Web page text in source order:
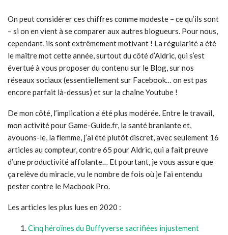
On peut considérer ces chiffres comme modeste – ce qu’ils sont
– si on en vient à se comparer aux autres blogueurs. Pour nous,
cependant, ils sont extrêmement motivant ! La régularité a été
le maître mot cette année, surtout du côté d’Aldric, qui s’est
évertué à vous proposer du contenu sur le Blog, sur nos
réseaux sociaux (essentiellement sur Facebook… on est pas
encore parfait là-dessus) et sur la chaîne Youtube !
De mon côté, l’implication a été plus modérée. Entre le travail,
mon activité pour Game-Guide.fr, la santé branlante et,
avouons-le, la flemme, j’ai été plutôt discret, avec seulement 16
articles au compteur, contre 65 pour Aldric, qui a fait preuve
d’une productivité affolante… Et pourtant, je vous assure que
ça relève du miracle, vu le nombre de fois où je l’ai entendu
pester contre le Macbook Pro.
Les articles les plus lues en 2020 :
Cinq héroïnes du Buffyverse sacrifiées injustement